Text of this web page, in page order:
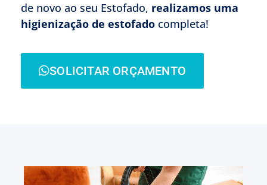
de novo ao seu Estofado, realizamos uma
higienização de estofado completa!
SOLICITAR ORÇAMENTO